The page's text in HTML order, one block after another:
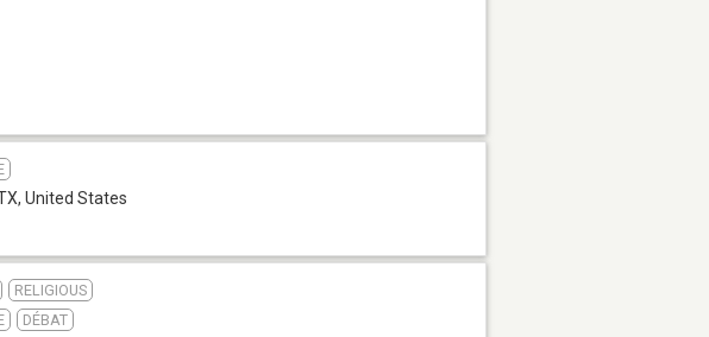
, United States
RELIGIOUS
DÉBAT